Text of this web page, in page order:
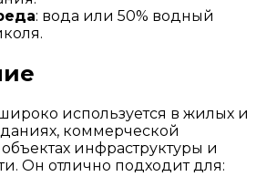
: вода или 50% водный
используется в жилых и
коммерческой
инфраструктуры и
Он отлично подходит для: